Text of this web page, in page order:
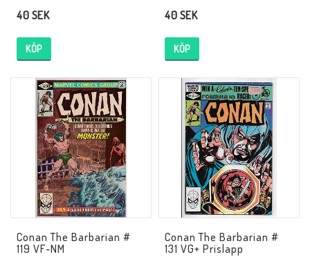
Serier USA
Tidskrifter
Butik på Tradera.com
Kontaktformulär
Inkl. Moms
40 SEK
KÖP
40 SEK
KÖP
Conan The Barbarian #
119 VF-NM
Conan The Barbarian #
131 VG+ Prislapp